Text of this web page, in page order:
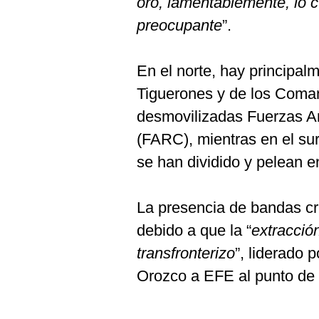
preocupante”.
En el norte, hay
Tiguerones y de los
desmovilizadas Fuerzas
(FARC), mientras en el
se han dividido y pelean
La presencia de bandas
debido a que la “
transfronterizo”, liderado
Orozco a EFE al punto de